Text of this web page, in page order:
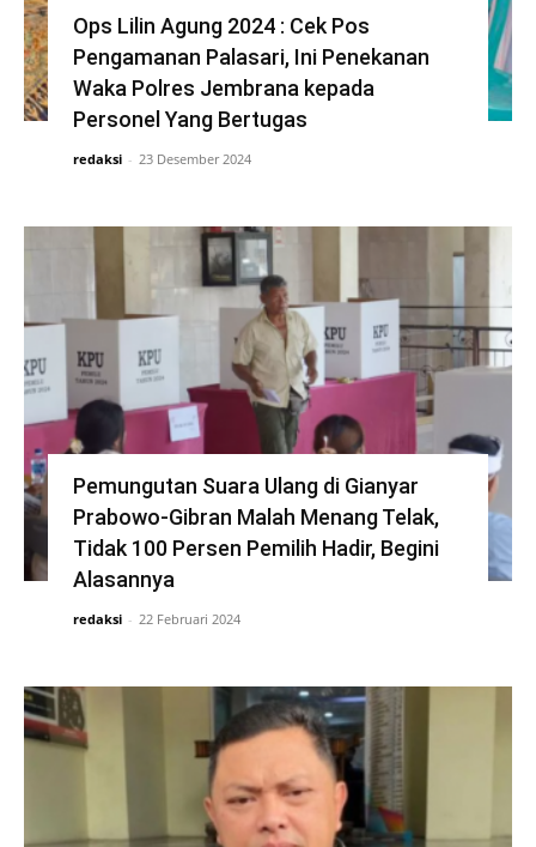
Ops Lilin Agung 2024 : Cek Pos
Pengamanan Palasari, Ini Penekanan
Waka Polres Jembrana kepada
Personel Yang Bertugas
redaksi - 23 Desember 2024
Pemungutan Suara Ulang di Gianyar
Prabowo-Gibran Malah Menang Telak,
Tidak 100 Persen Pemilih Hadir, Begini
Alasannya
redaksi - 22 Februari 2024